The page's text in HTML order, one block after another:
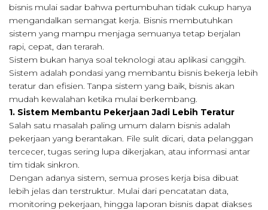
bisnis mulai sadar bahwa pertumbuhan tidak cukup hanya
mengandalkan semangat kerja. Bisnis membutuhkan
sistem yang mampu menjaga semuanya tetap berjalan
rapi, cepat, dan terarah.
Sistem bukan hanya soal teknologi atau aplikasi canggih.
Sistem adalah pondasi yang membantu bisnis bekerja lebih
teratur dan efisien. Tanpa sistem yang baik, bisnis akan
mudah kewalahan ketika mulai berkembang.
1. Sistem Membantu Pekerjaan Jadi Lebih Teratur
Salah satu masalah paling umum dalam bisnis adalah
pekerjaan yang berantakan. File sulit dicari, data pelanggan
tercecer, tugas sering lupa dikerjakan, atau informasi antar
tim tidak sinkron.
Dengan adanya sistem, semua proses kerja bisa dibuat
lebih jelas dan terstruktur. Mulai dari pencatatan data,
monitoring pekerjaan, hingga laporan bisnis dapat diakses